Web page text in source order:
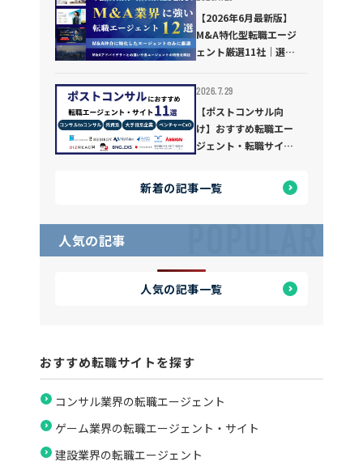
【2026年6月最新版】
M&A特化型転職エージ
ェント厳選11社｜選び
踏まえて徹底解説！
2026.7.29
【ポストコンサル向
け】おすすめ転職エー
ジェント・転職サイト
新着の記事一覧
人気の記事 POPULAR
人気の記事一覧
おすすめ転職サイトを探す
コンサル業界の転職エージェント
ゲーム業界の転職エージェント・サイト
建設業界の転職エージェント